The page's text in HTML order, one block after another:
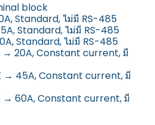
block
Standard, ไม่มี RS-485
Standard, ไม่มี RS-485
Standard, ไม่มี RS-485
→ 20A, Constant current, มี
→ 45A, Constant current, มี
→ 60A, Constant current, มี